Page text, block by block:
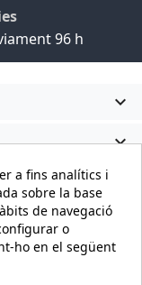
96 h


keyboard_arrow_down
a fins analítics i
sobre la base
de navegació
o
ho en el següent